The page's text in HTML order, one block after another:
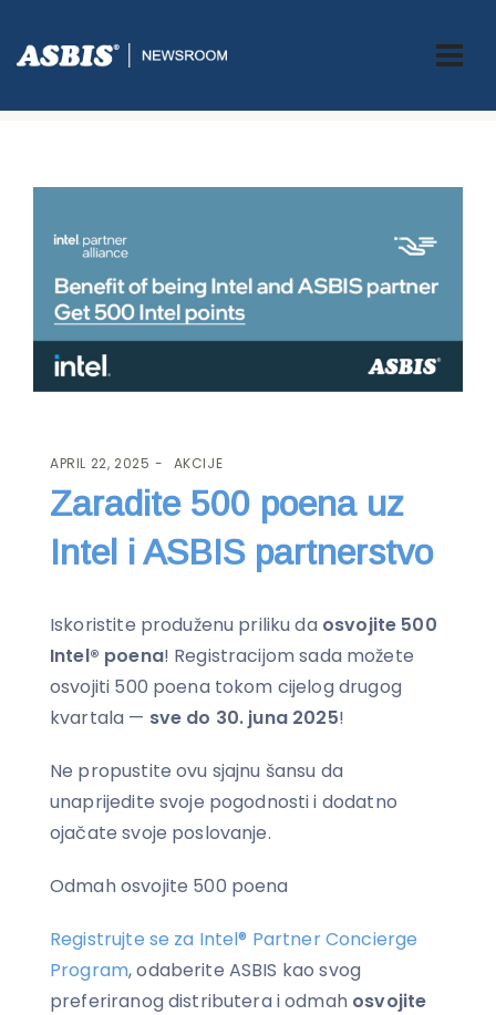
ASBIS.BA> AKCIJE> ZARADITE 500 POENA UZ INTEL I ASBIS
APRIL 22, 2025 AKCIJE
Zaradite 500 poena uz
Intel i ASBIS partnerstvo
Iskoristite produženu priliku da osvojite 500
Intel® poena! Registracijom sada možete
osvojiti 500 poena tokom cijelog drugog
kvartala — sve do 30. juna 2025!
Ne propustite ovu sjajnu šansu da
unaprijedite svoje pogodnosti i dodatno
ojačate svoje poslovanje.
Odmah osvojite 500 poena
Registrujte se za Intel® Partner Concierge
Program, odaberite ASBIS kao svog
preferiranog distributera i odmah osvojite